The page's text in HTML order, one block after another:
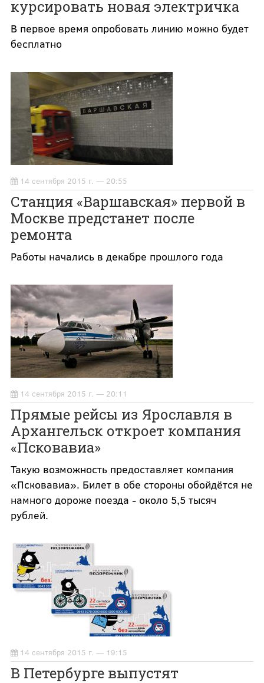
курсировать новая электричка
В первое время опробовать линию можно будет
бесплатно
14 сентября 2015 г. — 20:55
Станция «Варшавская» первой в
Москве предстанет после
ремонта
Работы начались в декабре прошлого года
14 сентября 2015 г. — 20:11
Прямые рейсы из Ярославля в
Архангельск откроет компания
«Псковавиа»
Такую возможность предоставляет компания
«Псковавиа». Билет в обе стороны обойдётся не
намного дороже поезда - около 5,5 тысяч
рублей.
14 сентября 2015 г. — 19:15
В Петербурге выпустят